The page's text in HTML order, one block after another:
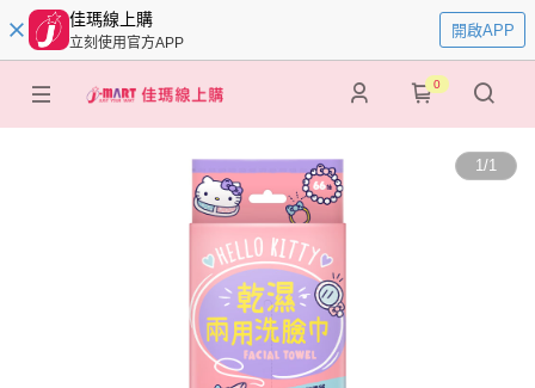
佳瑪線上購
立刻使用官方APP
開啟APP
0
1/1